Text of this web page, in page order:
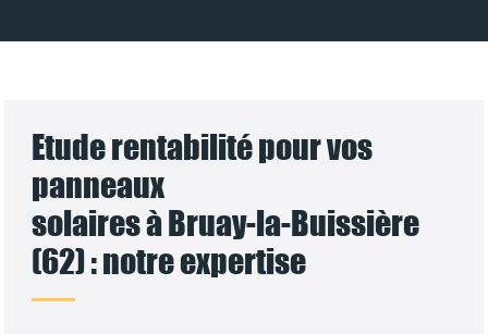
Etude rentabilité pour vos
panneaux
solaires à Bruay-la-Buissière
(62) : notre expertise